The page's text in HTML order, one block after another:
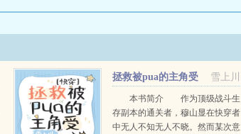
雪上川
拯救被pua的主角受
[快穿]本书简介 作为顶级战斗生
存副本的通关者，穆山显在快穿者
中无人不知无人不晓。然而某次意